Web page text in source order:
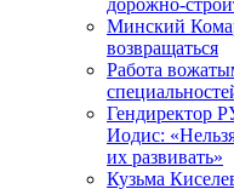
дорожно-
Минский
возвращаться
Работа
Гендиректор
Иодис:
их развивать»
Кузьма